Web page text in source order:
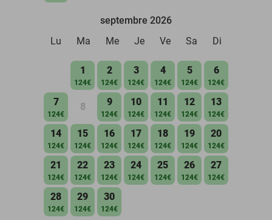
septembre 2026
Lu
Ma Me Je Ve Sa Di
1
124€
2
124€
3
124€
4
124€
5
124€
6
124€
7
124€
8 9
124€
10
124€
11
124€
12
124€
13
124€
14
124€
15
124€
16
124€
17
124€
18
124€
19
124€
20
124€
21
124€
22
124€
23
124€
24
124€
25
124€
26
124€
27
124€
28
124€
29
124€
30
124€